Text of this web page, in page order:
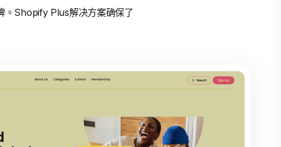
。Shopify Plus解决方案确保了